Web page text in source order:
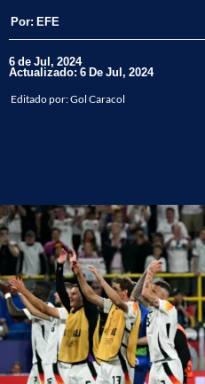
Por: EFE
6 de Jul, 2024
Actualizado: 6 De Jul, 2024
Editado por:Gol Caracol